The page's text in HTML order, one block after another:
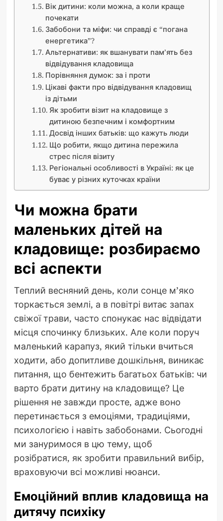
Вік дитини: коли можна, а коли краще
почекати
Забобони та міфи: чи справді є “погана
енергетика”?
Альтернативи: як вшанувати пам’ять без
відвідування кладовища
Порівняння думок: за і проти
Цікаві факти про відвідування кладовищ
із дітьми
Як зробити візит на кладовище з
дитиною безпечним і комфортним
Досвід інших батьків: що кажуть люди
Що робити, якщо дитина пережила
стрес після візиту
Регіональні особливості в Україні: як це
буває у різних куточках країни
Чи можна брати
маленьких дітей на
кладовище: розбираємо
всі аспекти
Теплий весняний день, коли сонце м’яко
торкається землі, а в повітрі витає запах
свіжої трави, часто спонукає нас відвідати
місця спочинку близьких. Але коли поруч
маленький карапуз, який тільки вчиться
ходити, або допитливе дошкільня, виникає
питання, що бентежить багатьох батьків: чи
варто брати дитину на кладовище? Це
рішення не завжди просте, адже воно
перетинається з емоціями, традиціями,
психологією і навіть забобонами. Сьогодні
ми зануримося в цю тему, щоб
розібратися, як зробити правильний вибір,
враховуючи всі можливі нюанси.
Емоційний вплив кладовища на
дитячу психіку